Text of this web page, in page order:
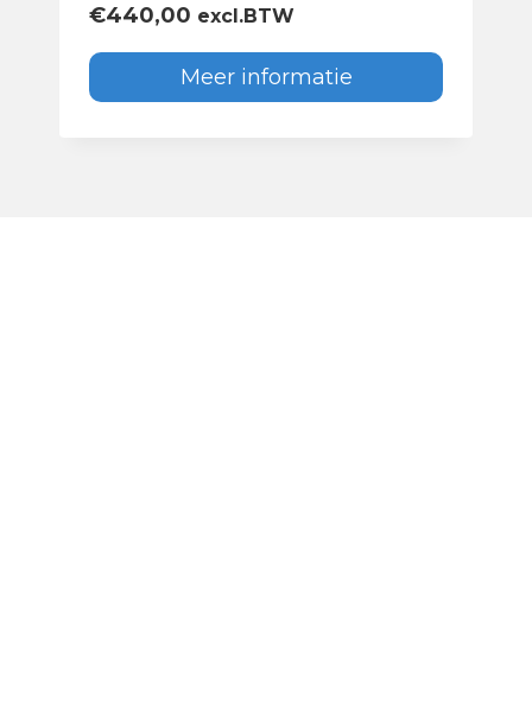
€440,00 excl.BTW
Meer informatie